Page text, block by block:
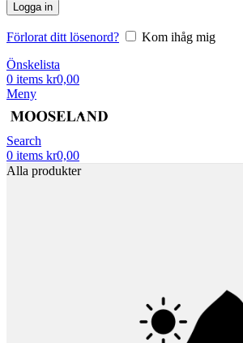
Logga in
Förlorat ditt lösenord?
Kom ihåg mig
Önskelista
0 items kr0,00
Meny
Search
0 items kr0,00
Alla produkter